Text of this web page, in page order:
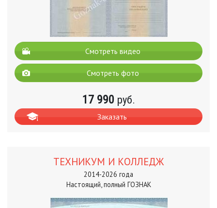
Смотреть видео
Смотреть фото
17 990 руб.
Заказать
ТЕХНИКУМ И КОЛЛЕДЖ
2014-2026 года
Настоящий, полный ГОЗНАК